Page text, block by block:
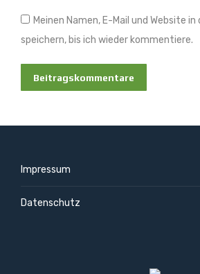
Meinen Namen, E-Mail und Website
speichern, bis ich wieder kommentiere.
Beitragskommentare
Impressum
Datenschutz